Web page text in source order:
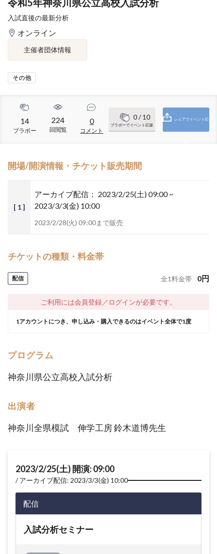
令和5年神奈川県公立高校入試分析
入試直後の最新分析
オンライン
主催者団体情報
その他
14
ブラボー
224
回閲覧
0
コメント
0/ 10
ブラボーでイベント応援
シェアでイベント応
開場/開演情報・チケット販売期間
[ 1 ]
アーカイブ配信： 2023/2/25(土) 09:00 ~
2023/3/3(金) 10:00
2023/2/28(火) 09:00まで販売
チケットの種類・料金帯
配信 全1料金帯 0円
ご利用には会員登録／ログインが必要です。
1アカウントにつき、申し込み・購入できるのはイベント全体で1度
プログラム
神奈川県公立高校入試分析
出演者
神奈川全県模試 伸学工房 鈴木道博先生
2023/2/25(土) 開演: 09:00
アーカイブ配信: 2023/3/3(金) 10:00
配信
入試分析セミナー